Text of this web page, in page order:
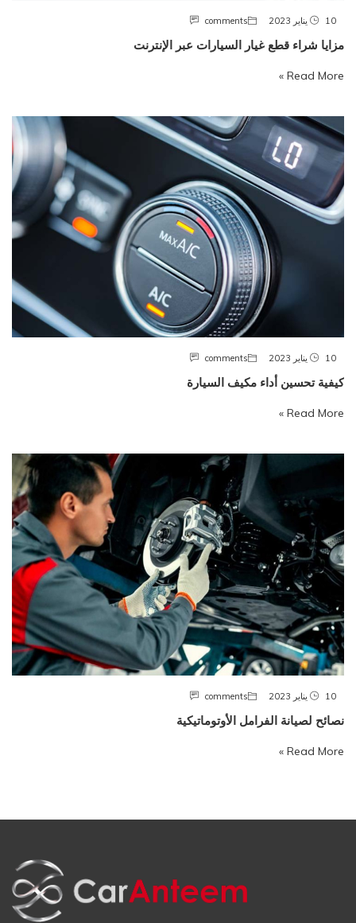
10 يناير 2023 comments
مزايا شراء قطع غيار السيارات عبر الإنترنت
Read More »
10 يناير 2023 comments
كيفية تحسين أداء مكيف السيارة
Read More »
10 يناير 2023 comments
نصائح لصيانة الفرامل الأوتوماتيكية
Read More »